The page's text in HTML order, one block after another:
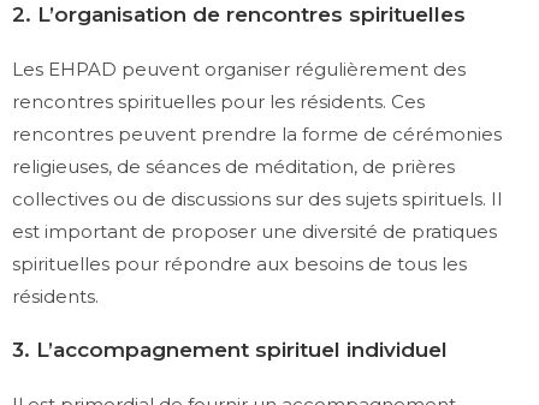
2. L’organisation de rencontres spirituelles
Les EHPAD peuvent organiser régulièrement des
rencontres spirituelles pour les résidents. Ces
rencontres peuvent prendre la forme de cérémonies
religieuses, de séances de méditation, de prières
collectives ou de discussions sur des sujets spirituels. Il
est important de proposer une diversité de pratiques
spirituelles pour répondre aux besoins de tous les
résidents.
3. L’accompagnement spirituel individuel